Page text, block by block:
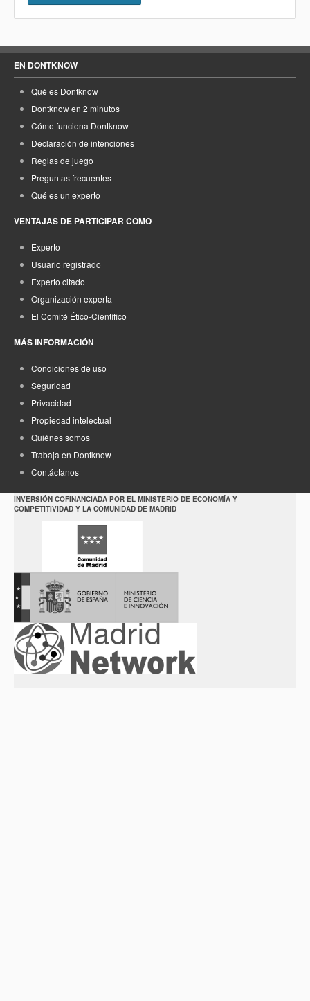
EN DONTKNOW
Qué es Dontknow
Dontknow en 2 minutos
Cómo funciona Dontknow
Declaración de intenciones
Reglas de juego
Preguntas frecuentes
Qué es un experto
VENTAJAS DE PARTICIPAR COMO
Experto
Usuario registrado
Experto citado
Organización experta
El Comité Ético-Científico
MÁS INFORMACIÓN
Condiciones de uso
Seguridad
Privacidad
Propiedad intelectual
Quiénes somos
Trabaja en Dontknow
Contáctanos
INVERSIÓN COFINANCIADA POR EL MINISTERIO DE ECONOMÍA Y
COMPETITIVIDAD Y LA COMUNIDAD DE MADRID